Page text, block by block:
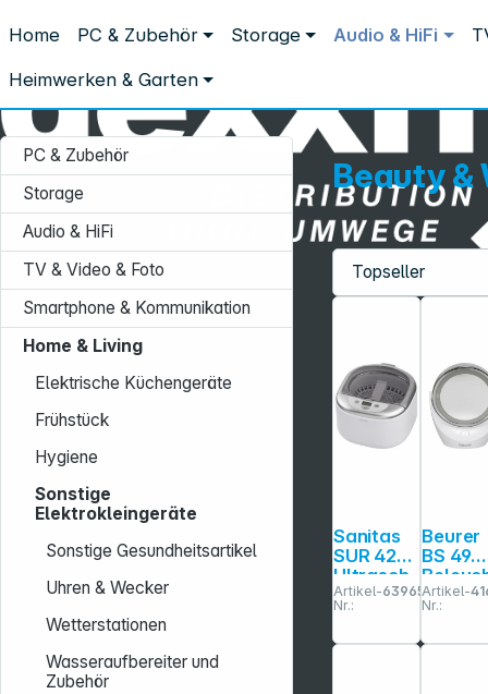
Home PC & Zubehör Storage Audio & HiFi
Heimwerken & Garten
Home & Living Sonstige Elektrokleingeräte Beauty &
Beauty & Wellness
PC & Zubehör
Storage
Audio & HiFi
TV & Video & Foto
Smartphone & Kommunikation
Home & Living
Elektrische Küchengeräte
Frühstück
Hygiene
Sonstige
Elektrokleingeräte
Sonstige Gesundheitsartikel
Uhren & Wecker
Wetterstationen
Wasseraufbereiter und
Zubehör
Beauty &
Sanitas
SUR 42
Ultrasch
all
Reinigun
gsgerät
Artikel-
Nr.:
639655
Beurer
BS 49
eter
Artikel-
Nr.:
Service-Hotline:
+49 931 9708–496
Mo. - Fr.: 08:00 - 17:00 Uhr